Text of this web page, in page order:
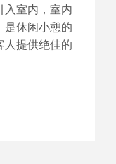
入室内，室内
是休闲小憩的
人提供绝佳的